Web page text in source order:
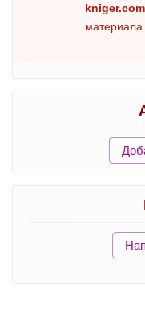
материала